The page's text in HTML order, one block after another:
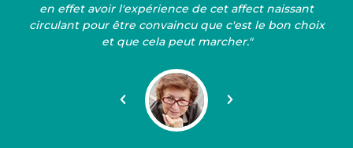
en effet avoir l'expérience de cet affect naissant
circulant pour être convaincu que c'est le bon choix
et que cela peut marcher."
Précédent Suivant